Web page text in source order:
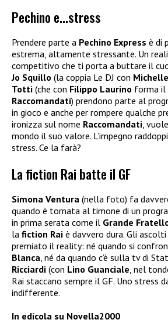
Pechino e…stress
Prendere parte a Pechino Express è di
estrema, altamente stressante. Un
competitivo che ti porta a buttare il
Jo Squillo (la coppia Le DJ con
Totti (che con Filippo Laurino forma il
Raccomandati) prendono parte al
in gioco e anche per rompere qualche
ironizza sul nome Raccomandati ,
mondo il suo valore. L’impegno
stress. Ce la farà?
La fiction Rai batte il GF
Simona Ventura (nella foto) fa
quando è tornata al timone di un
in prima serata come il Grande
la fiction Rai è davvero dura. Gli
premiato il reality: né quando si
Blanca, né da quando c’è sulla tv di
Ricciardi (con Lino Guanciale, nel
Rai staccano sempre il GF. Uno stress
indifferente.
In edicola su Novella2000